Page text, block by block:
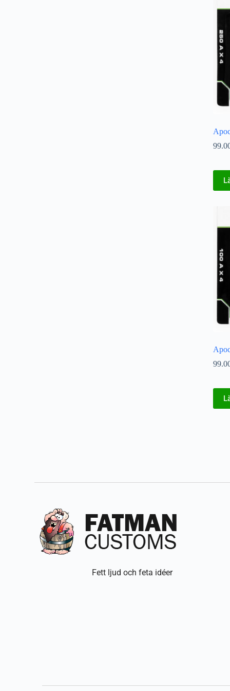
Fett ljud och feta idéer